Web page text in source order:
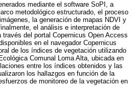
mediante el software SoPI, a
metodológico estructurado, el proceso
la generación de mapas NDVI y
el análisis e interpretación de
del portal Copernicus Open Access
en el navegador Copernicus
de los índices de vegetación utilizando
Comunal Loma Alta, ubicada en
entre los índices obtenidos y las
los hallazgos en función de la
de monitoreo de la vegetación en